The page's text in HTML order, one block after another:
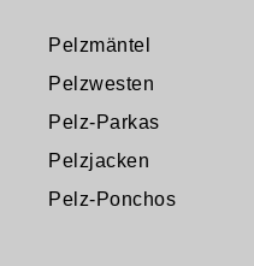
Pelzmäntel
Pelzwesten
Pelz-Parkas
Pelzjacken
Pelz-Ponchos